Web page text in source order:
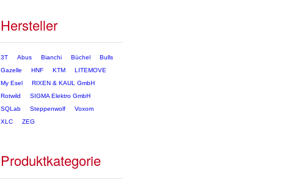
Hersteller
3T Abus Bianchi Büchel
Bulls
Gazelle
HNF KTM
LITEMOVE
My Esel
RIXEN & KAUL GmbH
Rotwild
SIGMA Elektro GmbH
SQLab
Steppenwolf
Voxom
XLC
ZEG
Produktkategorie